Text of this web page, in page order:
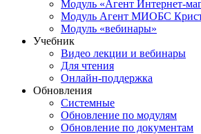
Модуль «Агент Интернет-
Модуль Агент МИОБС
Модуль «вебинары»
Учебник
Видео лекции и вебинары
Для чтения
Онлайн-поддержка
Обновления
Системные
Обновление по модулям
Обновление по документам